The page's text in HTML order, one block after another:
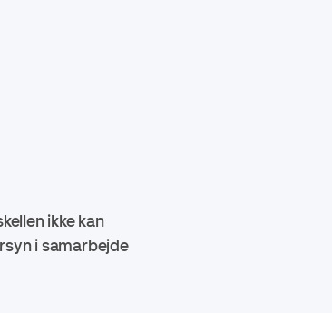
ikke kan
i samarbejde